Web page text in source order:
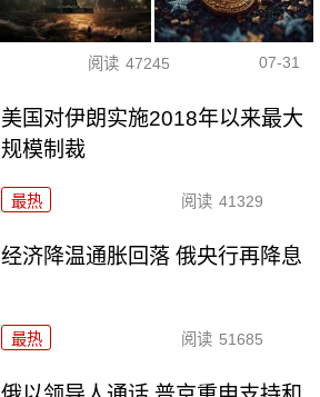
阅读 47245 07-31
美国对伊朗实施2018年以来最大
规模制裁
最热 阅读 41329
经济降温通胀回落 俄央行再降息
最热 阅读 51685